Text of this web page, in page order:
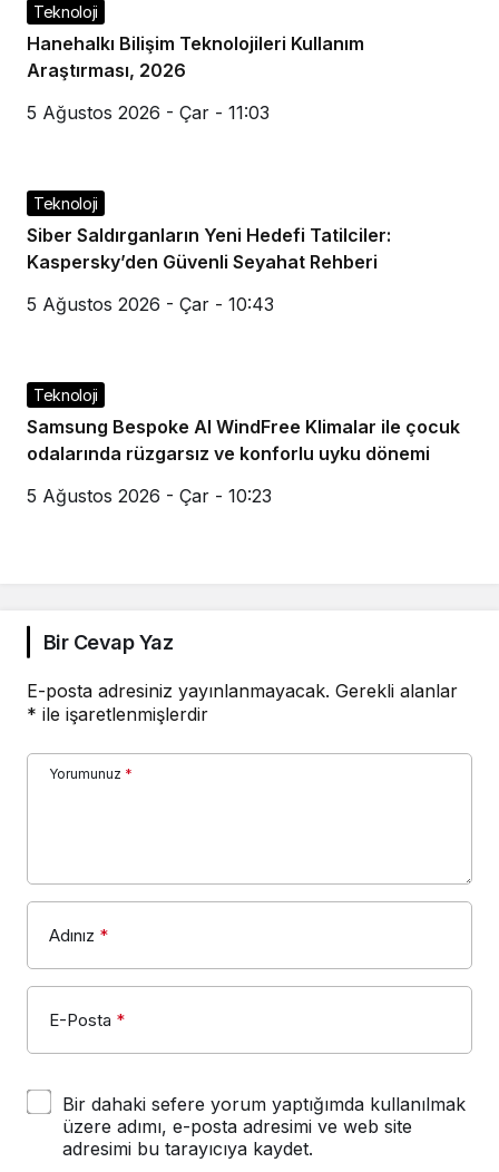
Teknoloji
Hanehalkı Bilişim Teknolojileri Kullanım
Araştırması, 2026
5 Ağustos 2026 - Çar - 11:03
Teknoloji
Siber Saldırganların Yeni Hedefi Tatilciler:
Kaspersky’den Güvenli Seyahat Rehberi
5 Ağustos 2026 - Çar - 10:43
Teknoloji
Samsung Bespoke AI WindFree Klimalar ile çocuk
odalarında rüzgarsız ve konforlu uyku dönemi
5 Ağustos 2026 - Çar - 10:23
Bir Cevap Yaz
E-posta adresiniz yayınlanmayacak. Gerekli alanlar
* ile işaretlenmişlerdir
Yorumunuz *
Adınız *
E-Posta *
Bir dahaki sefere yorum yaptığımda kullanılmak
üzere adımı, e-posta adresimi ve web site
adresimi bu tarayıcıya kaydet.